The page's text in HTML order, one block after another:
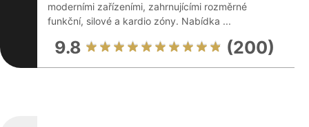
moderními zařízeními, zahrnujícími rozměrné
funkční, silové a kardio zóny. Nabídka ...
9.8 (200)